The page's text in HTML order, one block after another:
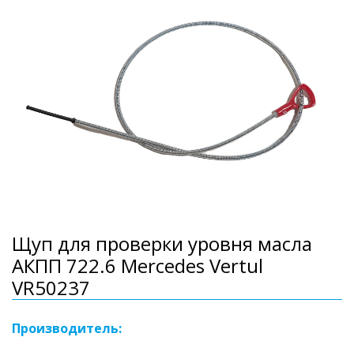
Щуп для проверки уровня масла
АКПП 722.6 Mercedes Vertul
VR50237
Производитель: